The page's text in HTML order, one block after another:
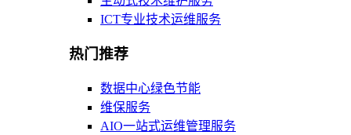
ICT专业技术运维服务
热门推荐
数据中心绿色节能
维保服务
AIO一站式运维管理服务